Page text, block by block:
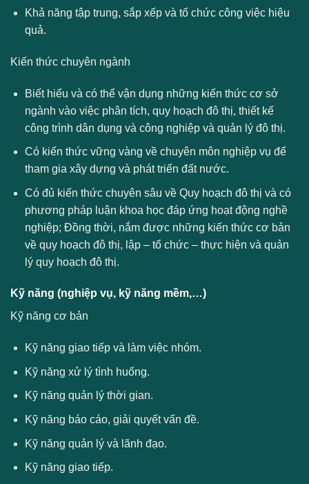
Khả năng tập trung, sắp xếp và tổ chức công việc hiệu
quả.
Kiến thức chuyên ngành
Biết hiểu và có thể vận dụng những kiến thức cơ sở
ngành vào việc phân tích, quy hoạch đô thị, thiết kế
công trình dân dụng và công nghiệp và quản lý đô thị.
Có kiến thức vững vàng về chuyên môn nghiệp vụ để
tham gia xây dựng và phát triển đất nước.
Có đủ kiến thức chuyên sâu về Quy hoạch đô thị và có
phương pháp luận khoa học đáp ứng hoạt động nghề
nghiệp; Đồng thời, nắm được những kiến thức cơ bản
về quy hoạch đô thị, lập – tổ chức – thực hiện và quản
lý quy hoạch đô thị.
Kỹ năng (nghiệp vụ, kỹ năng mềm,…)
Kỹ năng cơ bản
Kỹ năng giao tiếp và làm việc nhóm.
Kỹ năng xử lý tình huống.
Kỹ năng quản lý thời gian.
Kỹ năng báo cáo, giải quyết vấn đề.
Kỹ năng quản lý và lãnh đạo.
Kỹ năng giao tiếp.